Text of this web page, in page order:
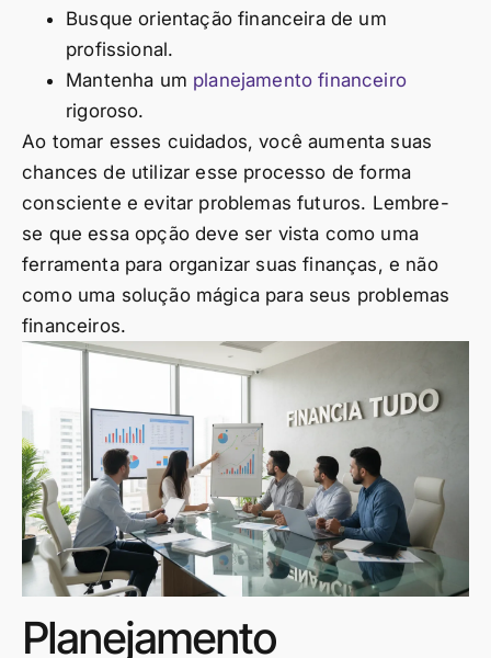
Busque orientação financeira de um
profissional.
Mantenha um planejamento financeiro
rigoroso.
Ao tomar esses cuidados, você aumenta suas
chances de utilizar esse processo de forma
consciente e evitar problemas futuros. Lembre-
se que essa opção deve ser vista como uma
ferramenta para organizar suas finanças, e não
como uma solução mágica para seus problemas
financeiros.
Planejamento